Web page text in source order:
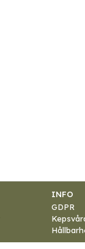
INFO
GDPR